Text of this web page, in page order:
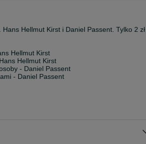
Hellmut Kirst i Daniel Passent. Tylko 2 zł
Hellmut Kirst
Hellmut Kirst
- Daniel Passent
- Daniel Passent